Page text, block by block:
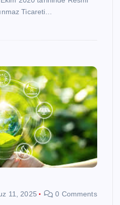
Ticareti…
11, 2025 0 Comments